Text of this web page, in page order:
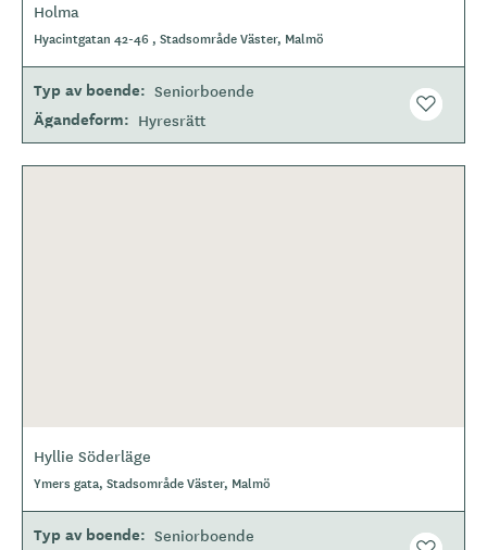
Holma
Hyacintgatan 42-46 , Stadsområde Väster, Malmö
Typ av boende Seniorboende
Ägandeform Hyresrätt
Hyllie Söderläge
Ymers gata, Stadsområde Väster, Malmö
Typ av boende Seniorboende